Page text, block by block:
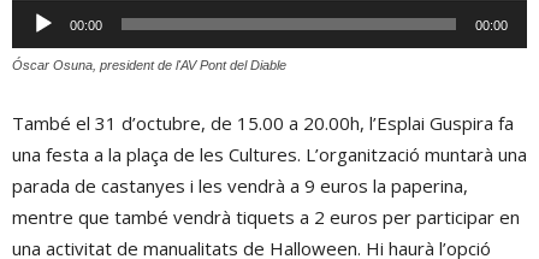
Reproductor
d'àudio
00:00 00:00
Óscar Osuna, president de l'AV Pont del Diable
També el 31 d’octubre, de 15.00 a 20.00h, l’Esplai Guspira fa
una festa a la plaça de les Cultures. L’organització muntarà una
parada de castanyes i les vendrà a 9 euros la paperina,
mentre que també vendrà tiquets a 2 euros per participar en
una activitat de manualitats de Halloween. Hi haurà l’opció